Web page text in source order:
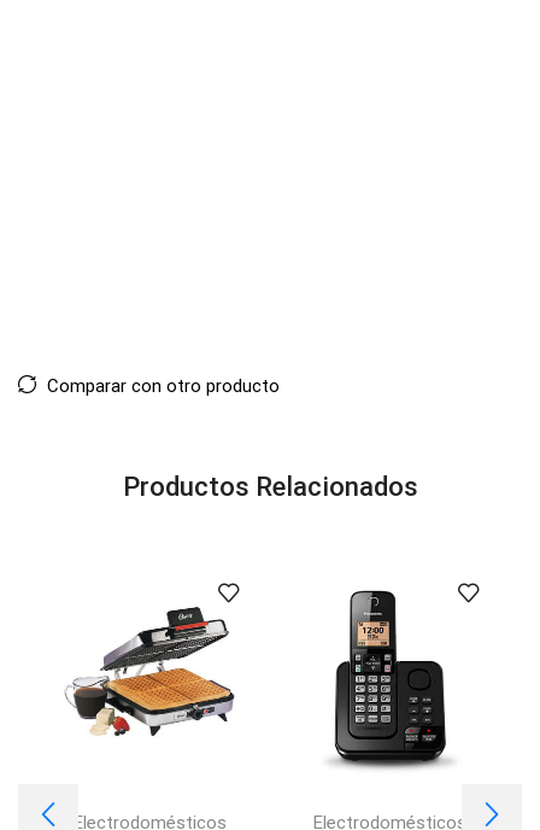
Comparar con otro producto
Productos Relacionados
Electrodomésticos Electrodomésticos